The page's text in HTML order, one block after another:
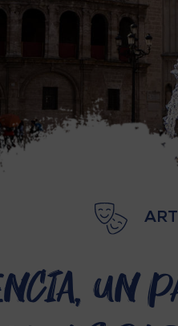
un